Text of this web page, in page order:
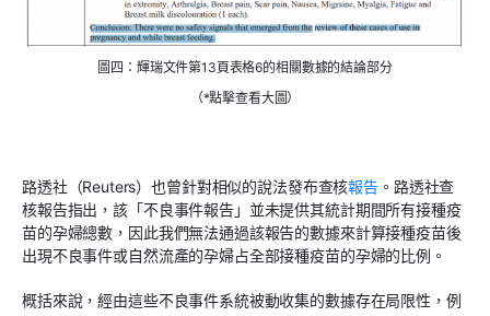
圖四：輝瑞文件第13頁表格6的相關數據的結論部分
（*點擊查看大圖）
路透社（Reuters）也曾針對相似的說法發布查核報告。路透社查
核報告指出，該「不良事件報告」並未提供其統計期間所有接種疫
苗的孕婦總數，因此我們無法通過該報告的數據來計算接種疫苗後
出現不良事件或自然流產的孕婦占全部接種疫苗的孕婦的比例。
概括來說，經由這些不良事件系統被動收集的數據存在局限性，例